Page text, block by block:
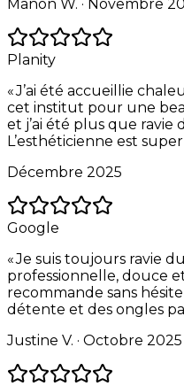
Manon W. · Novembre
Planity
«J’ai été accueillie
cet institut pour une
et j’ai été plus que ravie
L’esthéticienne est
Décembre 2025
Google
«Je suis toujours ravie
professionnelle, douce
recommande sans
détente et des ongles
Justine V. · Octobre 2025